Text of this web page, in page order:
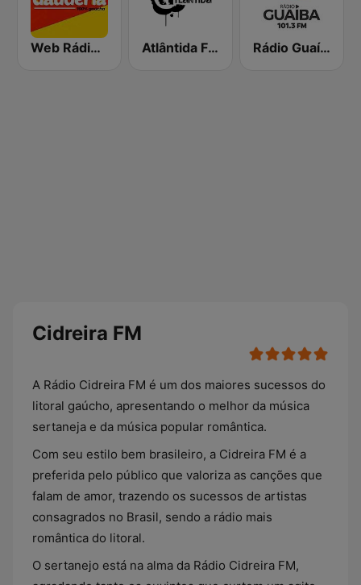
Web Rádio Gaudéria Atlântida FM Porto Alegre Rádio Guaíba
Cidreira FM
A Rádio Cidreira FM é um dos maiores sucessos do
litoral gaúcho, apresentando o melhor da música
sertaneja e da música popular romântica.
Com seu estilo bem brasileiro, a Cidreira FM é a
preferida pelo público que valoriza as canções que
falam de amor, trazendo os sucessos de artistas
consagrados no Brasil, sendo a rádio mais
romântica do litoral.
O sertanejo está na alma da Rádio Cidreira FM,